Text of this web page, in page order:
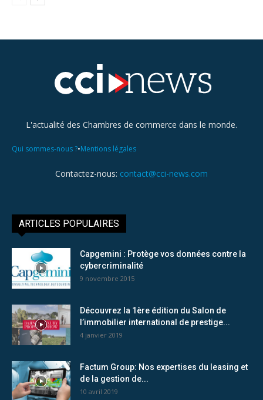
L'actualité des Chambres de commerce dans le monde.
Qui sommes-nous ?•Mentions légales
Contactez-nous: contact@cci-news.com
ARTICLES POPULAIRES
Capgemini : Protège vos données contre la
cybercriminalité
9 novembre 2015
Découvrez la 1ère édition du Salon de
l’immobilier international de prestige...
4 janvier 2019
Factum Group: Nos expertises du leasing et
de la gestion de...
10 avril 2019